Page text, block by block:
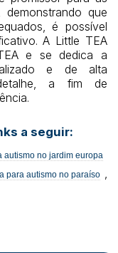
que
é possível
A Little TEA
e se dedica a
e de alta
a fim de
a seguir:
autismo no jardim europa
para autismo no paraíso